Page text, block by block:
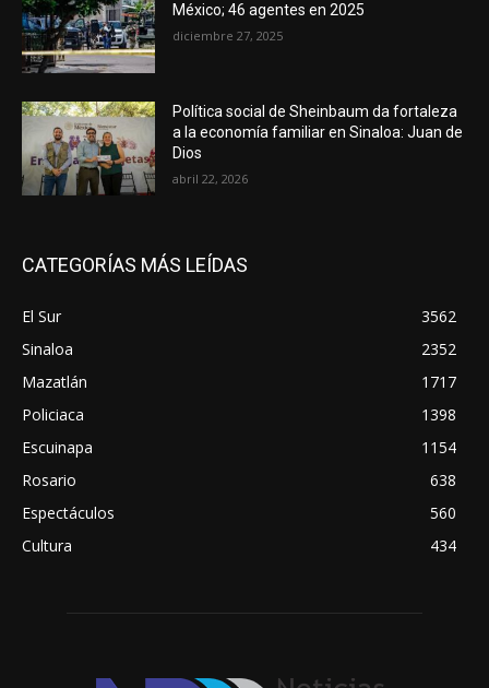
México; 46 agentes en 2025
diciembre 27, 2025
Política social de Sheinbaum da fortaleza
a la economía familiar en Sinaloa: Juan de
Dios
abril 22, 2026
CATEGORÍAS MÁS LEÍDAS
El Sur
3562
Sinaloa
2352
Mazatlán
1717
Policiaca
1398
Escuinapa
1154
Rosario
638
Espectáculos
560
Cultura
434